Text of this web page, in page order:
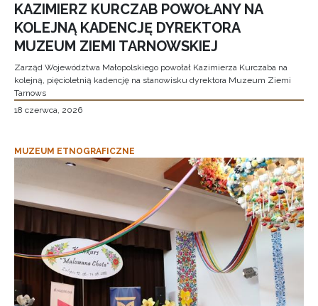
KAZIMIERZ KURCZAB POWOŁANY NA
KOLEJNĄ KADENCJĘ DYREKTORA
MUZEUM ZIEMI TARNOWSKIEJ
Zarząd Województwa Małopolskiego powołał Kazimierza Kurczaba na
kolejną, pięcioletnią kadencję na stanowisku dyrektora Muzeum Ziemi
Tarnows
18 czerwca, 2026
MUZEUM ETNOGRAFICZNE